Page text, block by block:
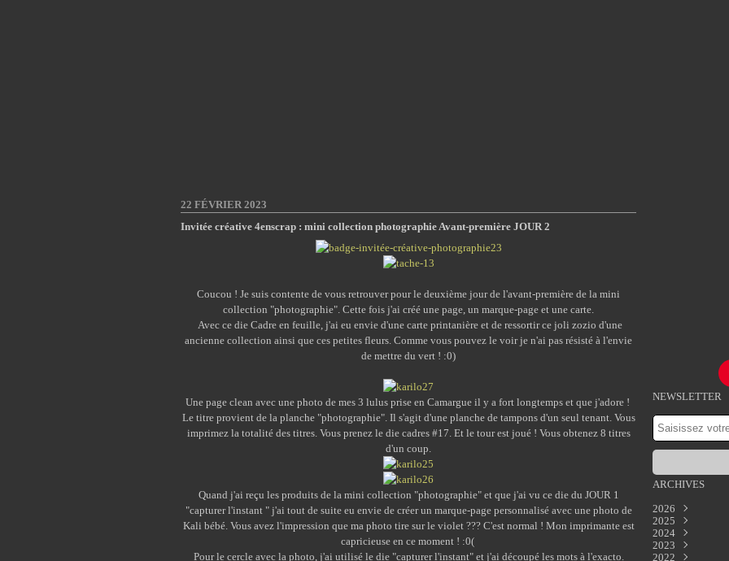
22 FÉVRIER 2023
Invitée créative 4enscrap : mini collection photographie Avant-première JOUR 2
Coucou ! Je suis contente de vous retrouver pour le deuxième jour de l'avant-première de la mini
collection "photographie". Cette fois j'ai créé une page, un marque-page et une carte.
Avec ce die Cadre en feuille, j'ai eu envie d'une carte printanière et de ressortir ce joli zozio d'une
ancienne collection ainsi que ces petites fleurs. Comme vous pouvez le voir je n'ai pas résisté à l'envie
de mettre du vert ! :0)
Une page clean avec une photo de mes 3 lulus prise en Camargue il y a fort longtemps et que j'adore !
Le titre provient de la planche "photographie". Il s'agit d'une planche de tampons d'un seul tenant. Vous
imprimez la totalité des titres. Vous prenez le die cadres #17. Et le tour est joué ! Vous obtenez 8 titres
d'un coup.
Quand j'ai reçu les produits de la mini collection "photographie" et que j'ai vu ce die du JOUR 1
"capturer l'instant " j'ai tout de suite eu envie de créer un marque-page personnalisé avec une photo de
Kali bébé. Vous avez l'impression que ma photo tire sur le violet ??? C'est normal ! Mon imprimante est
capricieuse en ce moment ! :0(
Pour le cercle avec la photo, j'ai utilisé le die "capturer l'instant" et j'ai découpé les mots à l'exacto.
NEWSLETTER
ARCHIVES
2026
Juillet
Mai(1)
Mars
Février
2025
Décembre
Septembre
Juin
2024
Décembre
Novembre
2023
Décembre
2022